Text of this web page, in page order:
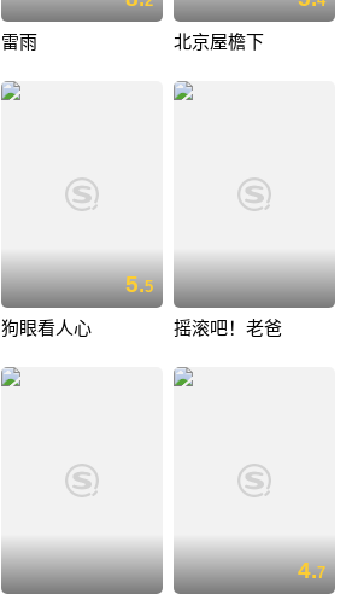
雷雨 北京屋檐下
5.5
狗眼看人心 摇滚吧！老爸
4.7